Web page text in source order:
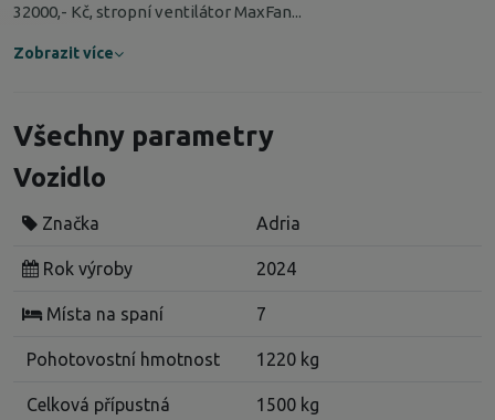
32000,- Kč, stropní ventilátor MaxFan...
Zobrazit více
Všechny parametry
Vozidlo
Značka Adria
Rok výroby 2024
Místa na spaní 7
Pohotovostní hmotnost 1220 kg
Celková přípustná
1500 kg